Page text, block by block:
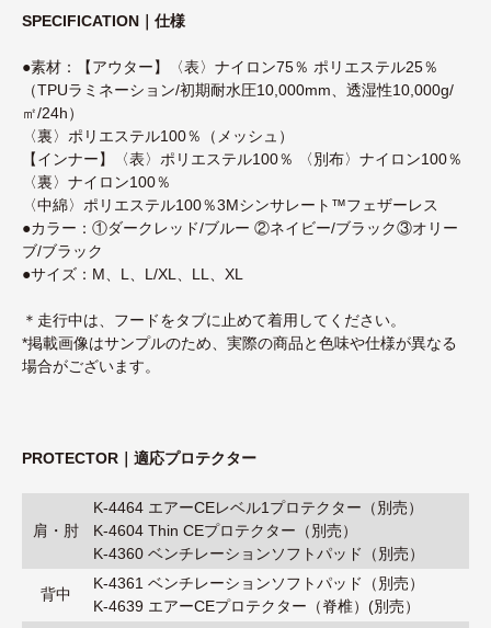
SPECIFICATION｜仕様
●素材：【アウター】〈表〉ナイロン75％ ポリエステル25％
（TPUラミネーション/初期耐水圧10,000mm、透湿性10,000g/
㎡/24h）
〈裏〉ポリエステル100％（メッシュ）
【インナー】〈表〉ポリエステル100％ 〈別布〉ナイロン100％
〈裏〉ナイロン100％
〈中綿〉ポリエステル100％3Mシンサレート™フェザーレス
●カラー：①ダークレッド/ブルー ②ネイビー/ブラック③オリー
ブ/ブラック
●サイズ：M、L、L/XL、LL、XL
＊走行中は、フードをタブに止めて着用してください。
*掲載画像はサンプルのため、実際の商品と色味や仕様が異なる
場合がございます。
PROTECTOR｜適応プロテクター
肩・肘
K-4464 エアーCEレベル1プロテクター（別売）
K-4604 Thin CEプロテクター（別売）
K-4360 ベンチレーションソフトパッド（別売）
背中
K-4361 ベンチレーションソフトパッド（別売）
K-4639 エアーCEプロテクター（脊椎）(別売）